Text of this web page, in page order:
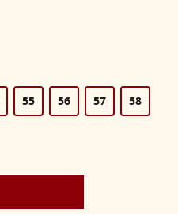
55 56 57 58